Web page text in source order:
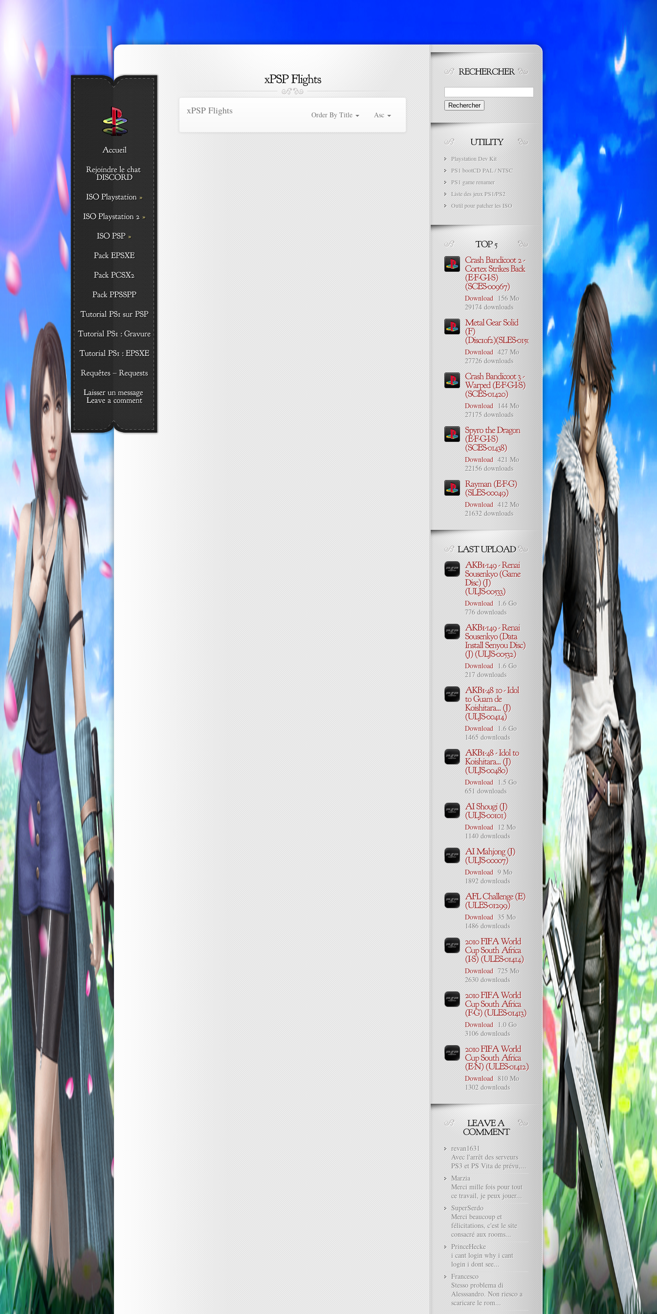
xPSP Flights Order By Title Asc
Rechercher :
Playstation Dev Kit
PS1 bootCD PAL / NTSC
PS1 game renamer
Liste des jeux PS1/PS2
Outil pour patcher les ISO
Download 156 Mo
29174 downloads
Download 427 Mo
27726 downloads
Download 144 Mo
27175 downloads
Download 421 Mo
22156 downloads
Download 412 Mo
21632 downloads
Download 1.6 Go
776 downloads
Download 1.6 Go
217 downloads
Download 1.6 Go
1465 downloads
Download 1.5 Go
651 downloads
Download 12 Mo
1140 downloads
Download 9 Mo
1892 downloads
Download 35 Mo
1486 downloads
Download 725 Mo
2630 downloads
Download 1.0 Go
3106 downloads
Download 810 Mo
1302 downloads
revan1631
Avec l'arrêt des serveurs
PS3 et PS Vita de prévu,...
Marzia
Merci mille fois pour tout
ce travail, je peux jouer...
SuperSerdo
Merci beaucoup et
félicitations, c'est le site
consacré aux rooms...
PrinceHecke
i cant login why i cant
login i dont see...
Francesco
Stesso problema di
Alesssandro. Non riesco a
scaricare le rom...